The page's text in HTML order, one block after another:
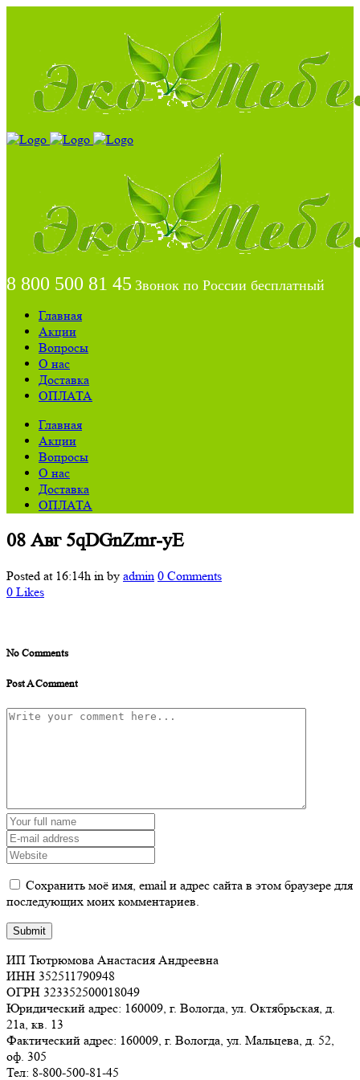
8 800 500 81 45 Звонок по России бесплатный
Главная
Акции
Вопросы
О нас
Доставка
ОПЛАТА
Главная
Акции
Вопросы
О нас
Доставка
ОПЛАТА
08 Авг5qDGnZmr-yE
Posted at 16:14h in by admin 0 Comments
0 Likes
No Comments
Post A Comment
Сохранить моё имя, email и адрес сайта в этом браузере для
последующих моих комментариев.
ИП Тютрюмова Анастасия Андреевна
ИНН 352511790948
ОГРН 323352500018049
Юридический адрес: 160009, г. Вологда, ул. Октябрьская, д.
21а, кв. 13
Фактический адрес: 160009, г. Вологда, ул. Мальцева, д. 52,
оф. 305
Тел: 8-800-500-81-45